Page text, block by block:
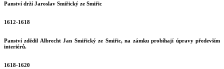
Panství drží Jaroslav Smiřický ze Smiřic
1612-1618
Panství zdědil Albrecht Jan Smiřický ze Smiřic, na zámku probíhají úpravy především
interiérů.
1618-1620